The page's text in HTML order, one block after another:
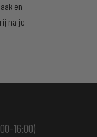
en
na je
16:00)